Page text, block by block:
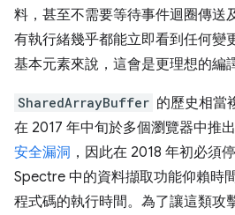
料，甚至不需要等待事件迴圈傳送
有執行緒幾乎都能立即看到任何變
基本元素來說，這會是更理想的編
SharedArrayBuffer 的歷史相當
在 2017 年中旬於多個瀏覽器中推
安全漏洞 ，因此在 2018 年初必須
Spectre 中的資料擷取功能仰賴時
程式碼的執行時間。為了讓這類攻